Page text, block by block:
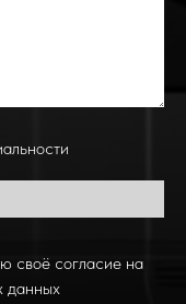
своё согласие на
данных